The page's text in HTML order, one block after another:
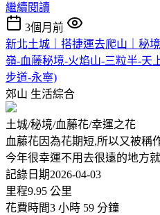
繼續閱讀
3個月前
新北土城｜搭捷運去爬山｜秘
嶺-血藤秘境-火焰山-三粒半-天
步道-永寧)
郊山 生活綜合
土城/秘境/血藤花/幸運之花
血藤花因為花期短,所以又被稱
今年很幸運不用去很遠的地方
記錄日期2026-04-03
里程9.95 公里
花費時間3 小時 59 分鐘